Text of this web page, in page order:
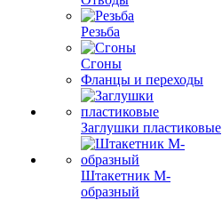
Резьба
Сгоны
Фланцы и переходы
Заглушки пластиковые
Штакетник М-
образный